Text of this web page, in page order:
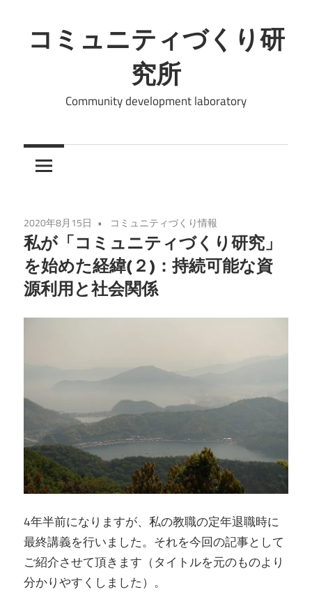
ン
テ
キ
コミュニティづくり研
究所
Community development laboratory
2020年8月15日 コミュニティづくり情報
私が「コミュニティづくり研究」
を始めた経緯(２)：持続可能な資
源利用と社会関係
4年半前になりますが、私の教職の定年退職時に
最終講義を行いました。それを今回の記事として
ご紹介させて頂きます（タイトルを元のものより
分かりやすくしました）。